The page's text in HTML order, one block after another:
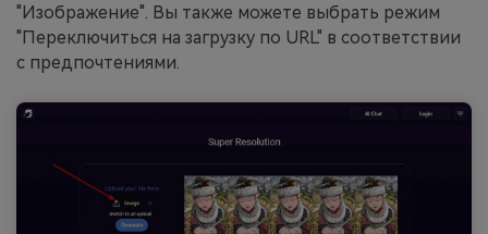
"Изображение". Вы также можете выбрать режим
"Переключиться на загрузку по URL" в соответствии
с предпочтениями.